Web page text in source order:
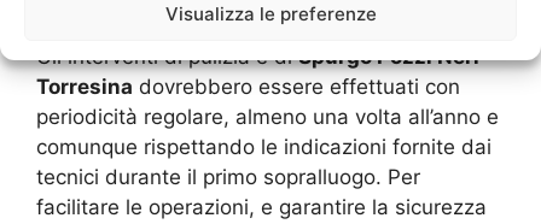
Visualizza le preferenze
Servizio di manutenzione periodica e pulizia
Gli interventi di pulizia e diSpurgo Pozzi Neri
Torresina dovrebbero essere effettuati con
periodicità regolare, almeno una volta all’anno e
comunque rispettando le indicazioni fornite dai
tecnici durante il primo sopralluogo. Per
facilitare le operazioni, e garantire la sicurezza